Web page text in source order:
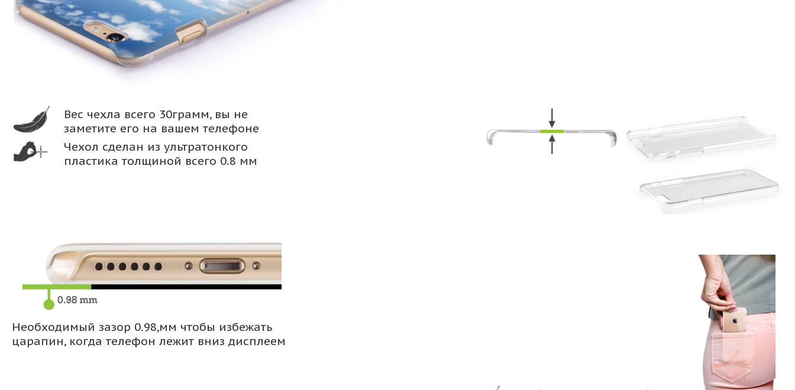
Вес чехла всего 30грамм, вы не
заметите его на вашем телефоне
Чехол сделан из ультратонкого
пластика толщиной всего 0.8 мм
Необходимый зазор 0.98,мм чтобы избежать
царапин, когда телефон лежит вниз дисплеем